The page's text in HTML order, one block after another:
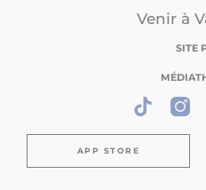
Venir à
SITE
APP STORE